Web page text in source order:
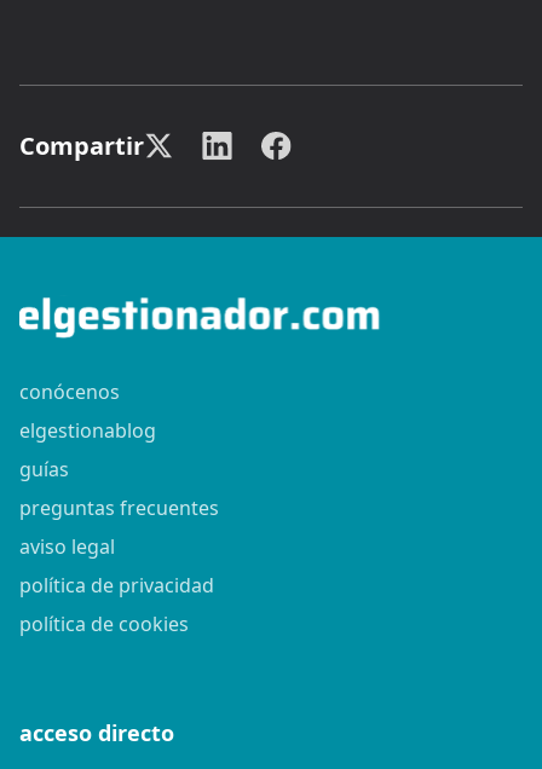
Compartir
conócenos
elgestionablog
guías
preguntas frecuentes
aviso legal
política de privacidad
política de cookies
acceso directo